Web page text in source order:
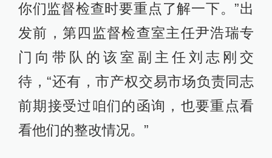
你们监督检查时要重点了解一下。”出
发前，第四监督检查室主任尹浩瑞专
门向带队的该室副主任刘志刚交
待，“还有，市产权交易市场负责同志
前期接受过咱们的函询，也要重点看
看他们的整改情况。”